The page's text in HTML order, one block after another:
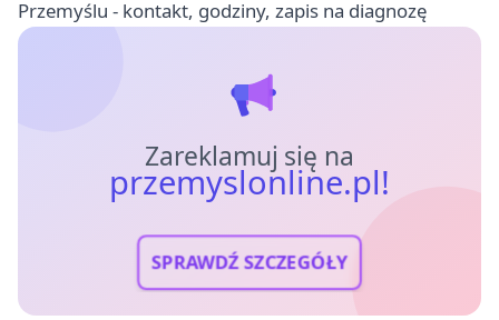
Przemyślu - kontakt, godziny, zapis na diagnozę
Zareklamuj się na
przemyslonline.pl!
SPRAWDŹ SZCZEGÓŁY